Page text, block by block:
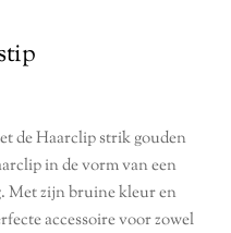
de Haarclip strik gouden
in de vorm van een
Met zijn bruine kleur en
accessoire voor zowel